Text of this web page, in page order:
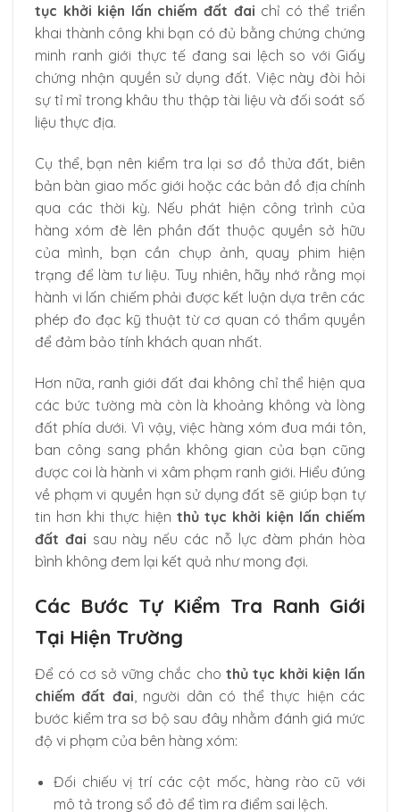
tục khởi kiện lấn chiếm đất đai chỉ có thể triển
khai thành công khi bạn có đủ bằng chứng chứng
minh ranh giới thực tế đang sai lệch so với Giấy
chứng nhận quyền sử dụng đất. Việc này đòi hỏi
sự tỉ mỉ trong khâu thu thập tài liệu và đối soát số
liệu thực địa.
Cụ thể, bạn nên kiểm tra lại sơ đồ thửa đất, biên
bản bàn giao mốc giới hoặc các bản đồ địa chính
qua các thời kỳ. Nếu phát hiện công trình của
hàng xóm đè lên phần đất thuộc quyền sở hữu
của mình, bạn cần chụp ảnh, quay phim hiện
trạng để làm tư liệu. Tuy nhiên, hãy nhớ rằng mọi
hành vi lấn chiếm phải được kết luận dựa trên các
phép đo đạc kỹ thuật từ cơ quan có thẩm quyền
để đảm bảo tính khách quan nhất.
Hơn nữa, ranh giới đất đai không chỉ thể hiện qua
các bức tường mà còn là khoảng không và lòng
đất phía dưới. Vì vậy, việc hàng xóm đua mái tôn,
ban công sang phần không gian của bạn cũng
được coi là hành vi xâm phạm ranh giới. Hiểu đúng
về phạm vi quyền hạn sử dụng đất sẽ giúp bạn tự
tin hơn khi thực hiện thủ tục khởi kiện lấn chiếm
đất đai sau này nếu các nỗ lực đàm phán hòa
bình không đem lại kết quả như mong đợi.
Các Bước Tự Kiểm Tra Ranh Giới
Tại Hiện Trường
Để có cơ sở vững chắc cho thủ tục khởi kiện lấn
chiếm đất đai, người dân có thể thực hiện các
bước kiểm tra sơ bộ sau đây nhằm đánh giá mức
độ vi phạm của bên hàng xóm:
Đối chiếu vị trí các cột mốc, hàng rào cũ với
mô tả trong sổ đỏ để tìm ra điểm sai lệch.